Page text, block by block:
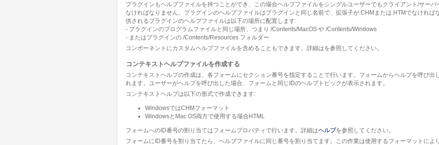
プラグインもヘルプファイルを持つことができ、この場合ヘルプファイルをシングルユーザーでもクライアント/サーバ
なければなりません。プラグインのヘルプファイルはプラグインと同じ名前で、拡張子が.CHMまたは.HTMでなければ
供されるプラグインのヘルプファイルは以下の場所に配置します:
- プラグインのプログラムファイルと同じ場所、つまり /Contents/MacOS や /Contents/Windows
- またはプラグインの /Contents/Resources フォルダー
コンポーネントにカスタムヘルプファイルを含めることもできます。詳細はを参照してください。
コンテキストヘルプファイルを作成する
コンテキストヘルプの作成は、各フォームにセクション番号を指定することで行います。フォームからヘルプを呼び出
れます。ユーザーがヘルプを呼び出した場合、フォームと同じIDのヘルプトピックが表示されます。
コンテキストヘルプは以下の形式で作成できます:
WindowsではCHMフォーマット
WindowsとMac OS両方で使用する場合HTML
フォームへのID番号の割り当てはフォームプロパティで行います。詳細はヘルプを参照してください。
フォームにID番号を割り当てたら、ヘルプファイルに同じ番号を割り当てます。この作業は使用するフォーマットによ